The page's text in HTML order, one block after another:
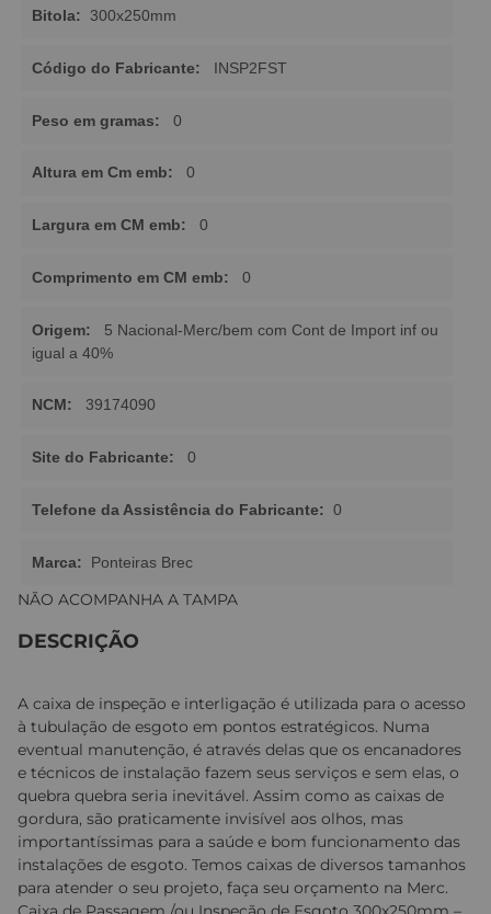
Bitola: 300x250mm
Código do Fabricante: INSP2FST
Peso em gramas: 0
Altura em Cm emb: 0
Largura em CM emb: 0
Comprimento em CM emb: 0
Origem:
5 Nacional-Merc/bem com Cont de Import inf ou
igual a 40%
NCM: 39174090
Site do Fabricante: 0
Telefone da Assistência do Fabricante: 0
Marca: Ponteiras Brec
NÃO ACOMPANHA A TAMPA
DESCRIÇÃO
A caixa de inspeção e interligação é utilizada para o acesso
à tubulação de esgoto em pontos estratégicos. Numa
eventual manutenção, é através delas que os encanadores
e técnicos de instalação fazem seus serviços e sem elas, o
quebra quebra seria inevitável. Assim como as caixas de
gordura, são praticamente invisível aos olhos, mas
importantíssimas para a saúde e bom funcionamento das
instalações de esgoto. Temos caixas de diversos tamanhos
para atender o seu projeto, faça seu orçamento na Merc.